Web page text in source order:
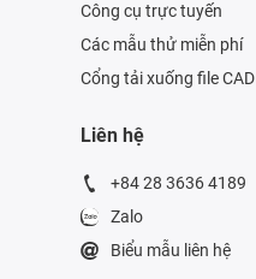
Công cụ trực tuyến
Các mẫu thử miễn phí
Cổng tải xuống file CAD
Liên hệ
+84 28 3636 4189
Zalo
Biểu mẫu liên hệ